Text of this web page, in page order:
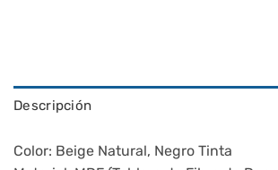
Descripción
Color: Beige Natural, Negro Tinta